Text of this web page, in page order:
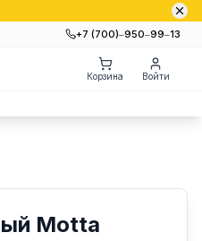
+7 (700)‒950‒99‒13
Корзина Войти
Motta